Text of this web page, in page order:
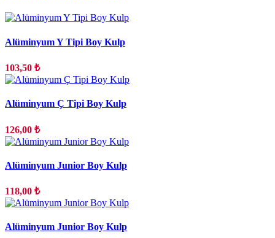
Alüminyum Y Tipi Boy Kulp
103,50 ₺
Alüminyum Ç Tipi Boy Kulp
126,00 ₺
Alüminyum Junior Boy Kulp
118,00 ₺
Alüminyum Junior Boy Kulp